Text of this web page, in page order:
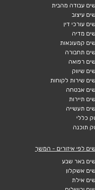
עבודה מהבית
עיצוב
עורכי דין
מדיה
קמעונאות
תחבורה
רפואה
שיווק
שירות לקוחות
אבטחה
תיירות
תעשייה
כללי
תוכנה
לפי איזורים - המשך
באר שבע
אשקלון
אילת